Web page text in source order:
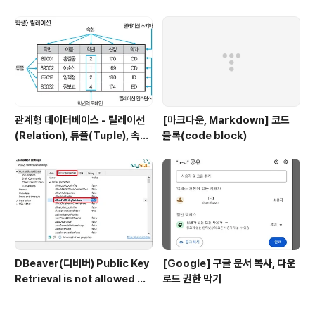
관계형 데이터베이스 - 릴레이션
(Relation), 튜플(Tuple), 속성
[마크다운, Markdown] 코드
블록(code block)
DBeaver(디비버) Public Key
Retrieval is not allowed 에
[Google] 구글 문서 복사, 다운
로드 권한 막기